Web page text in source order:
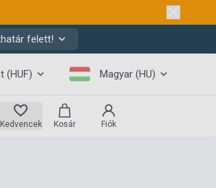
felett!
(HUF) Magyar (HU)
Kedvencek Kosár Fiók